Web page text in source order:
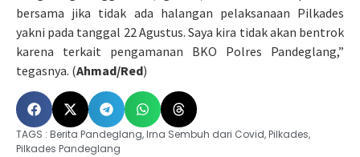
bersama jika tidak ada halangan pelaksanaan Pilkades
yakni pada tanggal 22 Agustus. Saya kira tidak akan bentrok
karena terkait pengamanan BKO Polres Pandeglang,”
tegasnya. (Ahmad/Red)
TAGS : Berita Pandeglang,Irna Sembuh dari Covid,Pilkades,
Pilkades Pandeglang